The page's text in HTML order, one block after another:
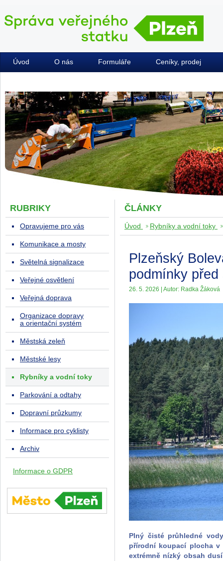
Úvod O nás Formuláře Ceníky, prodej
ČLÁNKY
Úvod Rybníky a vodní toky
Plzeňský
podmínky před
26. 5. 2026 | Autor: Radka Žáková
Plný čisté průhledné
přírodní koupací plocha v
extrémně nízký obsah
RUBRIKY
Opravujeme pro vás
Komunikace a mosty
Světelná signalizace
Veřejné osvětlení
Veřejná doprava
Organizace dopravy
a orientační systém
Městská zeleň
Městské lesy
Rybníky a vodní toky
Parkování a odtahy
Dopravní průzkumy
Informace pro cyklisty
Archiv
Informace o GDPR